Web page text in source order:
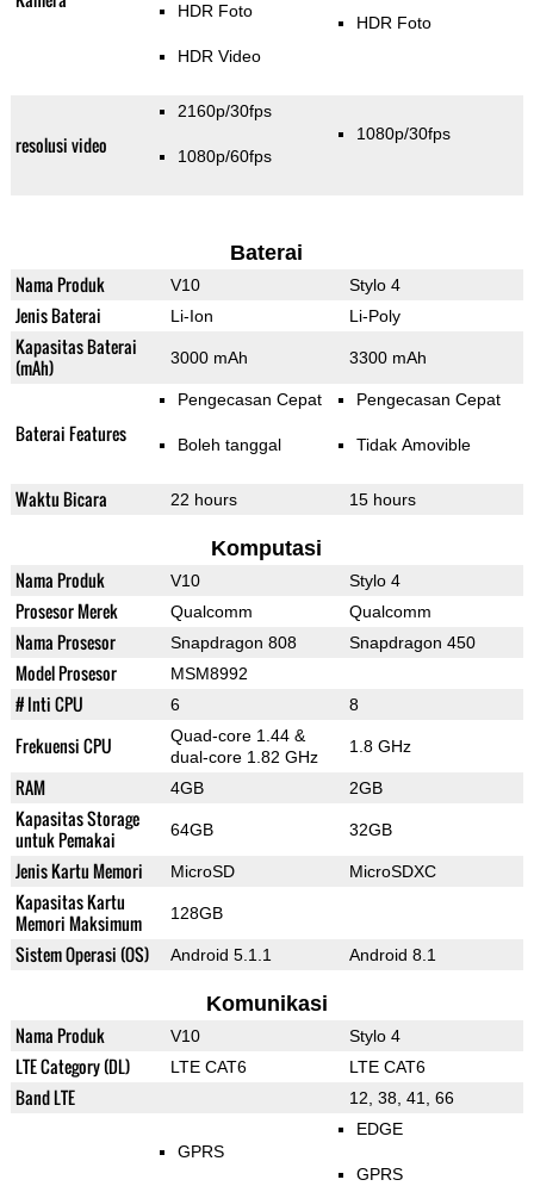
HDR Foto
HDR Video
HDR Foto
resolusi video
2160p/30fps
1080p/60fps
1080p/30fps
Baterai
Nama Produk V10 Stylo 4
Jenis Baterai Li-Ion Li-Poly
Kapasitas Baterai
(mAh)
3000 mAh 3300 mAh
Baterai Features
Pengecasan Cepat
Boleh tanggal
Pengecasan Cepat
Tidak Amovible
Waktu Bicara 22 hours 15 hours
Komputasi
Nama Produk V10 Stylo 4
Prosesor Merek Qualcomm Qualcomm
Nama Prosesor Snapdragon 808 Snapdragon 450
Model Prosesor MSM8992
# Inti CPU 6 8
Frekuensi CPU
Quad-core 1.44 &
dual-core 1.82 GHz
1.8 GHz
RAM 4GB 2GB
Kapasitas Storage
untuk Pemakai
64GB 32GB
Jenis Kartu Memori MicroSD MicroSDXC
Kapasitas Kartu
Memori Maksimum
128GB
Sistem Operasi (OS) Android 5.1.1 Android 8.1
Komunikasi
Nama Produk V10 Stylo 4
LTE Category (DL) LTE CAT6 LTE CAT6
Band LTE 12, 38, 41, 66
GPRS
EDGE
GPRS